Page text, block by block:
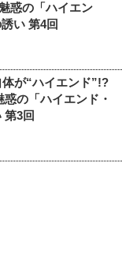
惑の「ハイエン
い 第4回
体が“ハイエンド”!?
の「ハイエンド・
第3回